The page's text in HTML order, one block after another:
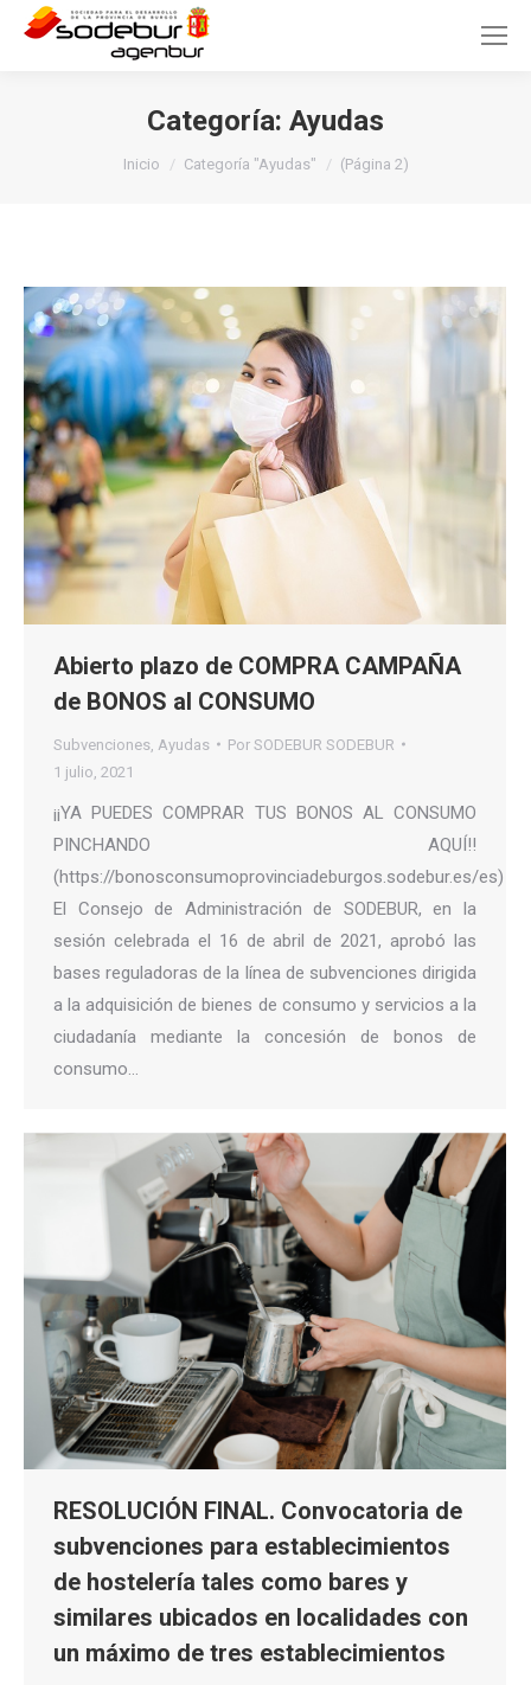
Categoría: Ayudas
Inicio Categoría "Ayudas" (Página 2)
Abierto plazo de COMPRA CAMPAÑA
de BONOS al CONSUMO
Subvenciones Ayudas Por SODEBUR SODEBUR
1 julio, 2021
¡¡YA PUEDES COMPRAR TUS BONOS AL CONSUMO
PINCHANDO AQUÍ!!
(https://bonosconsumoprovinciadeburgos.sodebur.es/es)
El Consejo de Administración de SODEBUR, en la
sesión celebrada el 16 de abril de 2021, aprobó las
bases reguladoras de la línea de subvenciones dirigida
a la adquisición de bienes de consumo y servicios a la
ciudadanía mediante la concesión de bonos de
consumo…
RESOLUCIÓN FINAL. Convocatoria de
subvenciones para establecimientos
de hostelería tales como bares y
similares ubicados en localidades con
un máximo de tres establecimientos